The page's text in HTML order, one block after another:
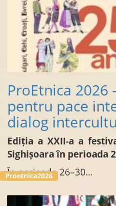
ProEtnica 2026
pentru pace
dialog
Ediția a XXII-a a
Sighișoara în perioada
În perioada 26–30…
Proetnica2026